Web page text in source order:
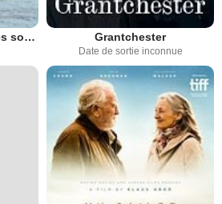
Harry Potter à l'école des sorciers Grantchester
Date de sortie inconnue